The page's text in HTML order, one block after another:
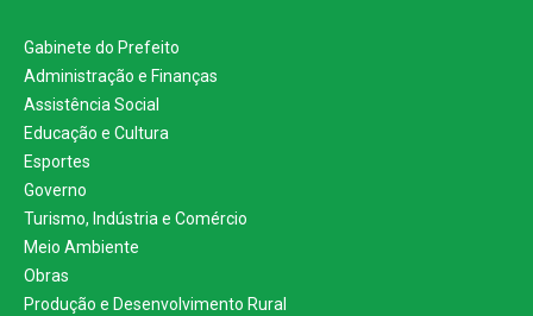
Gabinete do Prefeito
Administração e Finanças
Assistência Social
Educação e Cultura
Esportes
Governo
Turismo, Indústria e Comércio
Meio Ambiente
Obras
Produção e Desenvolvimento Rural